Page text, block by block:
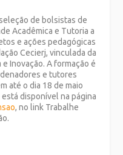
de bolsistas de
Acadêmica e Tutoria a
e ações pedagógicas
Cecierj, vinculada da
Inovação. A formação é
e tutores
até o dia 18 de maio
disponível na página
, no link Trabalhe